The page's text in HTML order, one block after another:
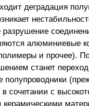
деградация
алюминиевые
и прочее).
станет
полупроводники
сочетании с
керамическими